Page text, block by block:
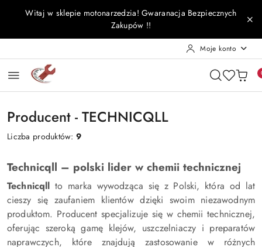
Przejdź do treści głównej
Przejdź do wyszukiwarki
Przejdź do moje konto
Przejdź do menu głównego
Przejdź do stopki
Witaj w sklepie motonarzedzia! Gwaranacja Bezpiecznych
Zakupów !!
Moje konto
Producent - TECHNICQLL
Liczba produktów:9
Technicqll – polski lider w chemii technicznej
Technicqll to marka wywodząca się z Polski, która od lat
cieszy się zaufaniem klientów dzięki swoim niezawodnym
produktom. Producent specjalizuje się w chemii technicznej,
oferując szeroką gamę klejów, uszczelniaczy i preparatów
naprawczych, które znajdują zastosowanie w różnych